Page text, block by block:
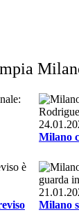
Milano
Milano